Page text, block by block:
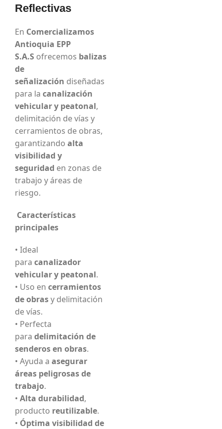
Reflectivas
En Comercializamos
Antioquia EPP
S.A.S ofrecemos balizas
de
señalización diseñadas
para la canalización
vehicular y peatonal,
delimitación de vías y
cerramientos de obras,
garantizando alta
visibilidad y
seguridad en zonas de
trabajo y áreas de
riesgo.
Características
principales
• Ideal
para canalizador
vehicular y peatonal.
• Uso en cerramientos
de obrasy delimitación
de vías.
• Perfecta
para delimitación de
senderos en obras.
• Ayuda a asegurar
áreas peligrosas de
trabajo.
• Alta durabilidad,
producto reutilizable.
• Óptima visibilidad de